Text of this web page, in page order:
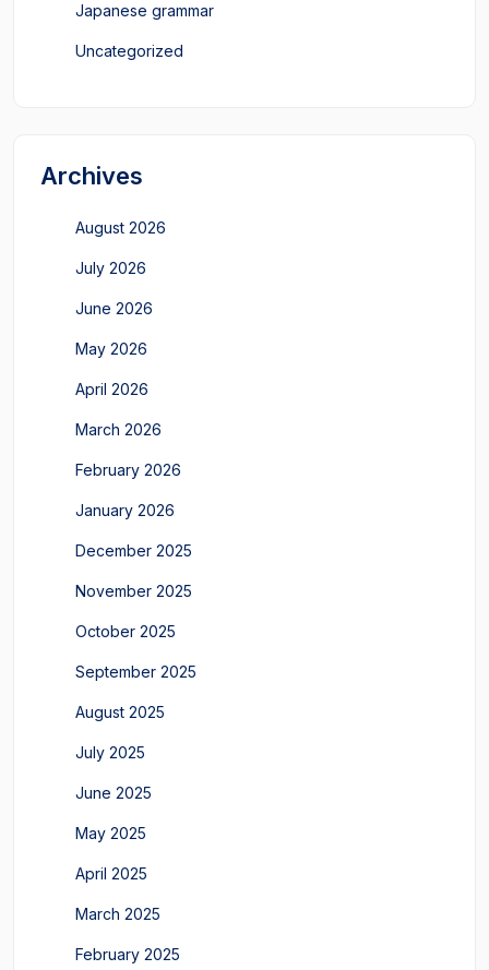
Japanese grammar
Uncategorized
Archives
August 2026
July 2026
June 2026
May 2026
April 2026
March 2026
February 2026
January 2026
December 2025
November 2025
October 2025
September 2025
August 2025
July 2025
June 2025
May 2025
April 2025
March 2025
February 2025